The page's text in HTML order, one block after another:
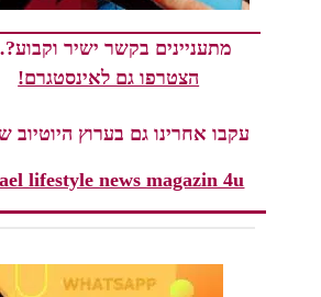
מתעניינים בקשר ישיר
הצטרפו גם לאינסטגרם!
עקבו אחרינו גם בערוץ היוטיוב
lifestyle news magazin 4u